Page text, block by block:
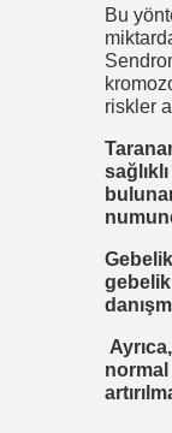
Bu
riskler
Ayrıca,
normal